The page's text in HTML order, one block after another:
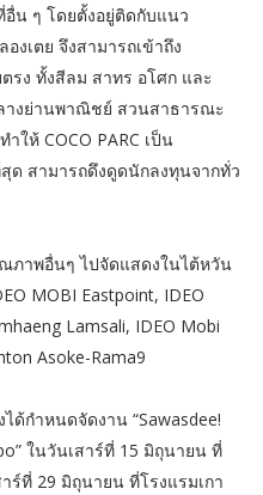
อื่น ๆ โดยตั้งอยู่ติดกับแนว
งเตย จึงสามารถเข้าถึง
รง ทั้งสีลม สาทร อโศก และ
างย่านพาณิชย์ สวนสาธารณะ
ให้ COCO PARC เป็น
สามารถดึงดูดนักลงทุนจากทั่ว
ภาพอื่นๆ ไปจัดแสดงในไต้หวัน
MOBI Eastpoint, IDEO
Lamsali, IDEO Mobi
Asoke-Rama9
ได้กำหนดจัดงาน “Sawasdee!
ในวันเสาร์ที่ 15 มิถุนายน ที่
ร์ที่ 29 มิถุนายน ที่โรงแรมเกา